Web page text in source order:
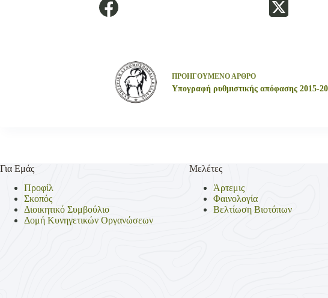
ΠΡΟΗΓΟΥΜΕΝΟΑΡΘΡΟ
Υπογραφή ρυθμιστικής απόφασης 2015-
Για Εμάς
Προφίλ
Σκοπός
Διοικητικό Συμβούλιο
Δομή Κυνηγετικών Οργανώσεων
Μελέτες
Άρτεμις
Φαινολογία
Βελτίωση Βιοτόπων